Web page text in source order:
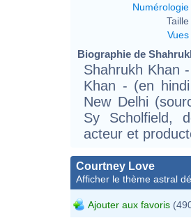
Numérologie
Taille
Vues
Biographie de
Shahrukh Khan
Khan - (en
New Delhi
Sy Scholfield,
acteur et
Courtney Love
Afficher le thème astral
Ajouter aux favoris